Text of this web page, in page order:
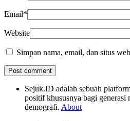
Email*
Website
Simpan nama, email, dan situs
Sejuk.ID adalah sebuah
positif khususnya bagi generasi
demografi. About